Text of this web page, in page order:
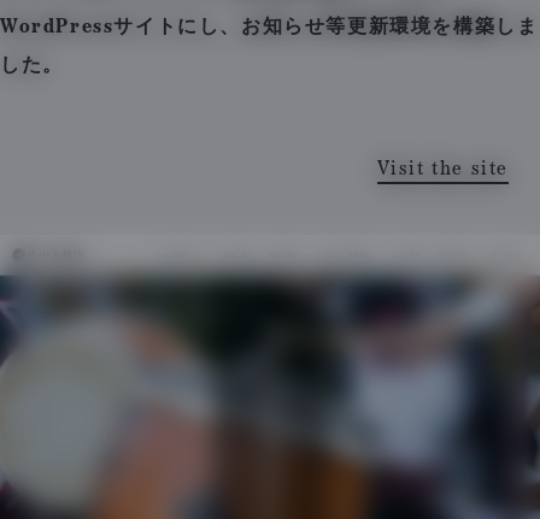
WordPressサイトにし、お知らせ等更新環境を構築しま
した。
Visit the site